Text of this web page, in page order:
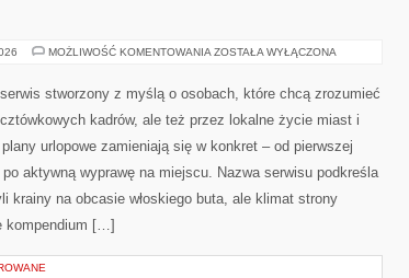
MOŻLIWOŚĆ KOMENTOWANIA BOLONIA
ZOSTAŁA WYŁĄCZONA
stworzony z myślą o osobach, które chcą zrozumieć
kadrów, ale też przez lokalne życie miast i
urlopowe zamieniają się w konkret – od pierwszej
aktywną wyprawę na miejscu. Nazwa serwisu podkreśla
krainy na obcasie włoskiego buta, ale klimat strony
kompendium […]